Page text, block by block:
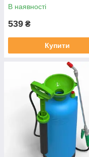
В наявності
539 ₴
Купити